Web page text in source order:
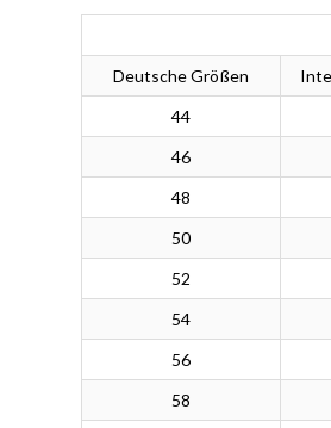
Deutsche Größen
44
46
48
50
52
54
56
58